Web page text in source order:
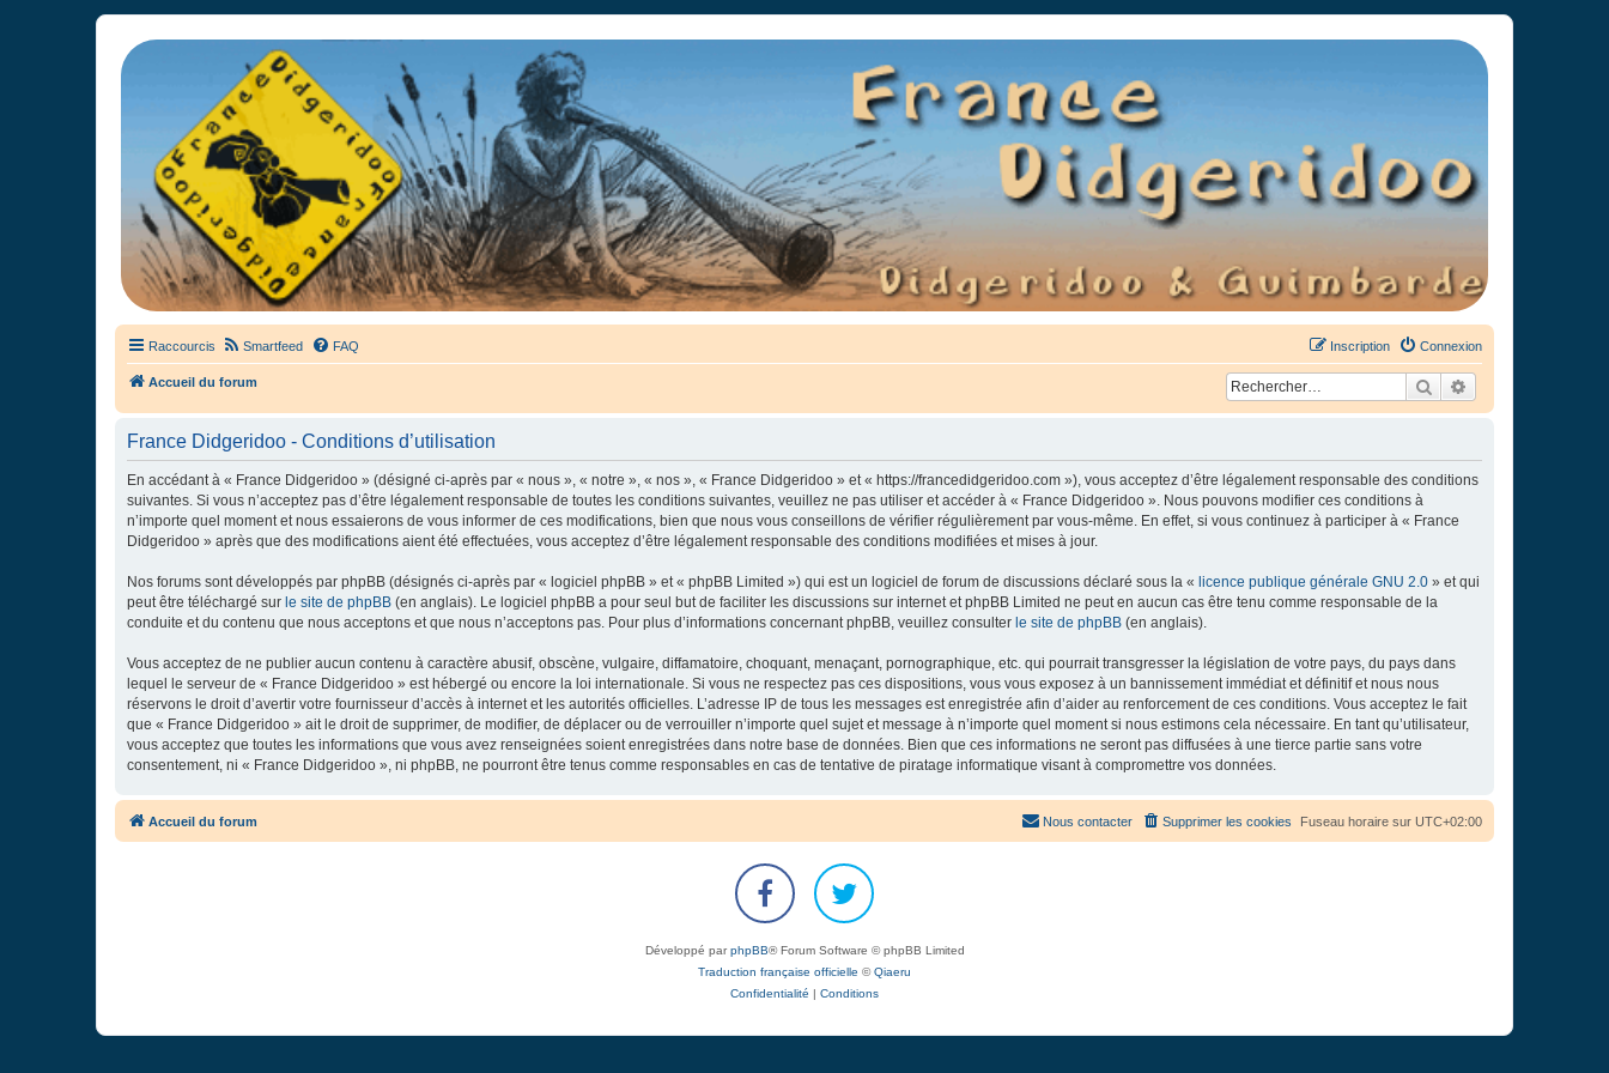
France Didgeridoo
Didgeridoo et Guimbarde sur France Didgeridoo - retrouvez la communauté.
Raccourcis Smartfeed FAQ Connexion
Inscription
Accueil du forum Rechercher
France Didgeridoo - Conditions d’utilisation
En accédant à « France Didgeridoo » (désigné ci-après par « nous », « notre », « nos », « France Didgeridoo » et « https://francedidgeridoo.com »), vous acceptez d’être légalement responsable des conditions
suivantes. Si vous n’acceptez pas d’être légalement responsable de toutes les conditions suivantes, veuillez ne pas utiliser et accéder à « France Didgeridoo ». Nous pouvons modifier ces conditions à
n’importe quel moment et nous essaierons de vous informer de ces modifications, bien que nous vous conseillons de vérifier régulièrement par vous-même. En effet, si vous continuez à participer à « France
Didgeridoo » après que des modifications aient été effectuées, vous acceptez d’être légalement responsable des conditions modifiées et mises à jour.
Nos forums sont développés par phpBB (désignés ci-après par « logiciel phpBB » et « phpBB Limited ») qui est un logiciel de forum de discussions déclaré sous la « licence publique générale GNU 2.0 » et qui
peut être téléchargé sur le site de phpBB (en anglais). Le logiciel phpBB a pour seul but de faciliter les discussions sur internet et phpBB Limited ne peut en aucun cas être tenu comme responsable de la
conduite et du contenu que nous acceptons et que nous n’acceptons pas. Pour plus d’informations concernant phpBB, veuillez consulter le site de phpBB (en anglais).
Vous acceptez de ne publier aucun contenu à caractère abusif, obscène, vulgaire, diffamatoire, choquant, menaçant, pornographique, etc. qui pourrait transgresser la législation de votre pays, du pays dans
lequel le serveur de « France Didgeridoo » est hébergé ou encore la loi internationale. Si vous ne respectez pas ces dispositions, vous vous exposez à un bannissement immédiat et définitif et nous nous
réservons le droit d’avertir votre fournisseur d’accès à internet et les autorités officielles. L’adresse IP de tous les messages est enregistrée afin d’aider au renforcement de ces conditions. Vous acceptez le fait
que « France Didgeridoo » ait le droit de supprimer, de modifier, de déplacer ou de verrouiller n’importe quel sujet et message à n’importe quel moment si nous estimons cela nécessaire. En tant qu’utilisateur,
vous acceptez que toutes les informations que vous avez renseignées soient enregistrées dans notre base de données. Bien que ces informations ne seront pas diffusées à une tierce partie sans votre
consentement, ni « France Didgeridoo », ni phpBB, ne pourront être tenus comme responsables en cas de tentative de piratage informatique visant à compromettre vos données.
Accueil du forum Fuseau horaire sur UTC+02:00
Supprimer les cookies
Nous contacter
Développé parphpBB® Forum Software © phpBB Limited
Traduction française officielle ©Qiaeru
Confidentialité | Conditions